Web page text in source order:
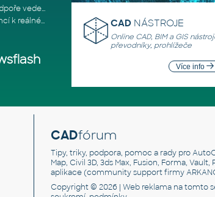
Udržujte vaše týmy produktivní díky podpoře vedené odborníky
Od experimentování s umělou inteligencí k reálnému dopadu na podniká
CAD NÁSTROJE
Online CAD, BIM a GIS
převodníky, prohlížeče
Více info
CADfórum
Tipy, triky, podpora, pomoc a rady pro
Map, Civil 3D, 3ds Max, Fusion, Forma,
aplikace (community support firmy
Copyright © 2026 | Web reklamana tomto